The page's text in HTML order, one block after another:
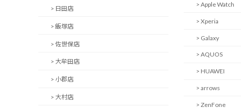
> 日田店
> 飯塚店
> 佐世保店
> 大牟田店
> 小郡店
> 大村店
> Apple Watch
> Xperia
> Galaxy
> AQUOS
> HUAWEI
> arrows
> ZenFone